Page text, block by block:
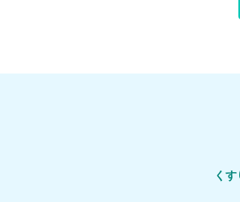
く